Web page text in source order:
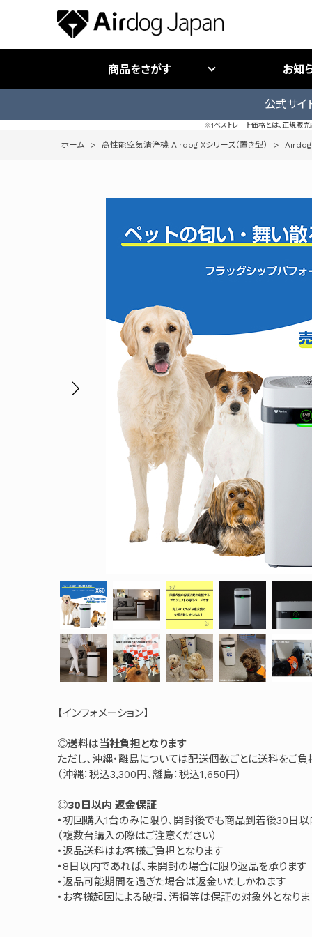
商品をさがす お知
公式サイ
※1ベストレート価格とは、正規販
ホーム > 高性能空気清浄機 Airdog Xシリーズ（置き型） >
【インフォメーション】
◎送料は当社負担となります
ただし、沖縄・離島については配送個数ごとに送料をご負
（沖縄：税込3,300円、離島：税込1,650円）
◎30日以内 返金保証
・初回購入1台のみに限り、開封後でも商品到着後30日
（複数台購入の際はご注意ください）
・返品送料はお客様ご負担となります
・8日以内であれば、未開封の場合に限り返品を承ります
・返品可能期間を過ぎた場合は返金いたしかねます
・お客様起因による破損、汚損等は保証の対象外となり